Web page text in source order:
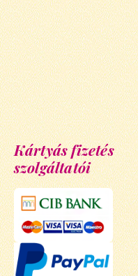
Kártyás fizetés
szolgáltatói